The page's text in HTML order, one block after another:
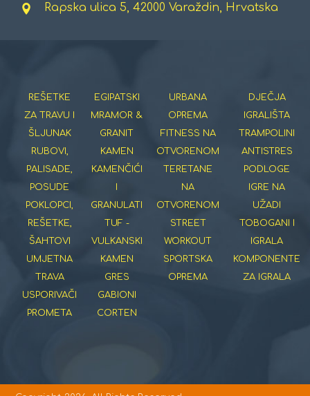
Rapska ulica 5, 42000 Varaždin, Hrvatska
REŠETKE
ZA TRAVU I
ŠLJUNAK
RUBOVI,
PALISADE,
POSUDE
POKLOPCI,
REŠETKE,
ŠAHTOVI
UMJETNA
TRAVA
USPORIVAČI
PROMETA
EGIPATSKI
MRAMOR &
GRANIT
KAMEN
KAMENČIĆI
I
GRANULATI
TUF -
VULKANSKI
KAMEN
GRES
GABIONI
CORTEN
URBANA
OPREMA
FITNESS NA
OTVORENOM
TERETANE
NA
OTVORENOM
STREET
WORKOUT
SPORTSKA
OPREMA
DJEČJA
IGRALIŠTA
TRAMPOLINI
ANTISTRES
PODLOGE
IGRE NA
UŽADI
TOBOGANI I
IGRALA
KOMPONENTE
ZA IGRALA